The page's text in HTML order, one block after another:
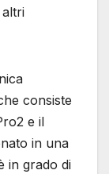
altri
consiste
e il
in una
in grado di